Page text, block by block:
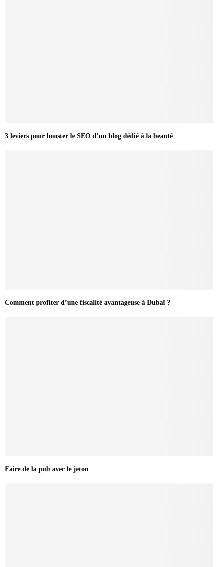
3 leviers pour booster le SEO d’un blog dédié à la beauté
Comment profiter d’une fiscalité avantageuse à Dubaï ?
Faire de la pub avec le jeton